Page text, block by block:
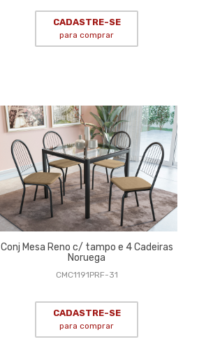
CADASTRE-SE
para comprar
Conj Mesa Reno c/ tampo e 4 Cadeiras
Noruega
CMC1191PRF-31
CADASTRE-SE
para comprar